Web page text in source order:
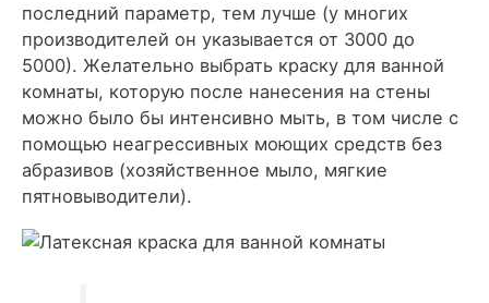
последний параметр, тем лучше (у многих
производителей он указывается от 3000 до
5000). Желательно выбрать краску для ванной
комнаты, которую после нанесения на стены
можно было бы интенсивно мыть, в том числе с
помощью неагрессивных моющих средств без
абразивов (хозяйственное мыло, мягкие
пятновыводители).